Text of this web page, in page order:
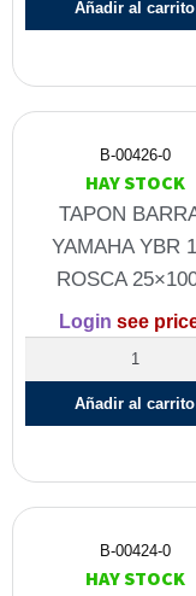
Añadir al carrito
B-00426-0
HAY STOCK
TAPON
YAMAHA YBR
ROSCA
Login see
Añadir al carrito
B-00424-0
HAY STOCK